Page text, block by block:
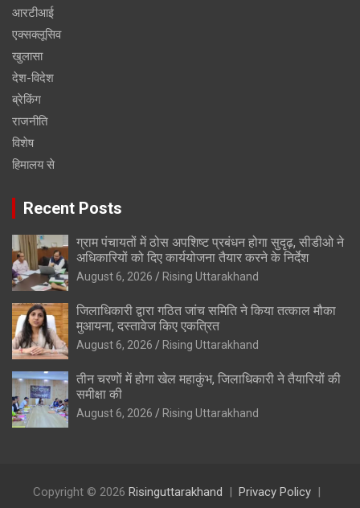
आरटीआई
एक्सक्लूसिव
खुलासा
देश-विदेश
ब्रेकिंग
राजनीति
विशेष
हिमालय से
Recent Posts
ग्राम पंचायतों में ठोस अपशिष्ट प्रबंधन होगा सुदृढ़, सीडीओ ने
अधिकारियों को दिए कार्ययोजना तैयार करने के निर्देश
August 6, 2026 Rising Uttarakhand
जिलाधिकारी द्वारा गठित जांच समिति ने किया तत्काल मौका
मुआयना, दस्तावेज किए एकत्रित
August 6, 2026 Rising Uttarakhand
तीन चरणों में होगा खेल महाकुंभ, जिलाधिकारी ने तैयारियों की
समीक्षा की
August 6, 2026 Rising Uttarakhand
Copyright © 2026 Risinguttarakhand
Privacy Policy